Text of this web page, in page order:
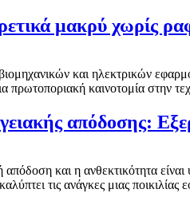
μακρύ χωρίς
και ηλεκτρικών
πρωτοποριακή καινοτομία στην
απόδοσης:
και η ανθεκτικότητα
τις ανάγκες μιας